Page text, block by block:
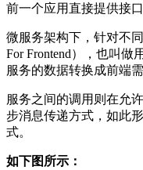
前一个应用直接提供接
微服务架构下，针对不
For Frontend），也叫做
服务的数据转换成前端
服务之间的调用则在允
步消息传递方式，如此
式。
如下图所示：